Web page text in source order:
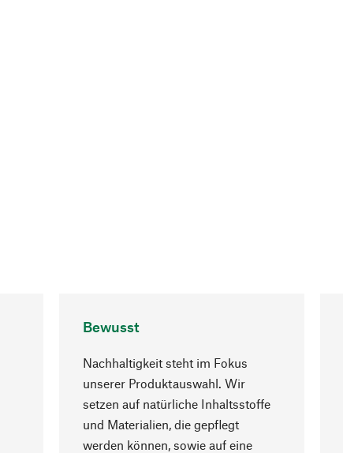
Bewusst
Nachhaltigkeit steht im Fokus
unserer Produktauswahl. Wir
setzen auf natürliche Inhaltsstoffe
und Materialien, die gepflegt
werden können, sowie auf eine